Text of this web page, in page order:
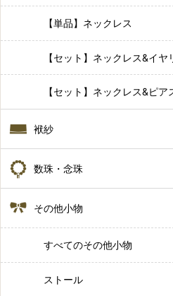
【単品】ネックレス
【セット】ネックレス&イヤ
【セット】ネックレス&ピア
袱紗
数珠・念珠
その他小物
すべてのその他小物
ストール